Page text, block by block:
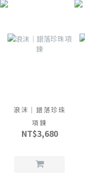
浪沫｜錯落珍珠
項鍊
NT$3,680